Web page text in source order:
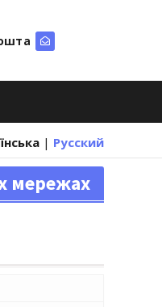
| Русский
мережах